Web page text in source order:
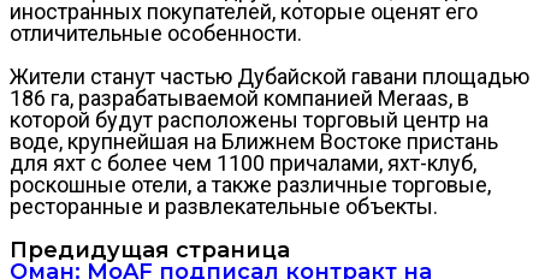
иностранных покупателей, которые оценят его
отличительные особенности.
Жители станут частью Дубайской гавани площадью
186 га, разрабатываемой компанией Meraas, в
которой будут расположены торговый центр на
воде, крупнейшая на Ближнем Востоке пристань
для яхт с более чем 1100 причалами, яхт-клуб,
роскошные отели, а также различные торговые,
ресторанные и развлекательные объекты.
Предидущая страница
Оман: MoAF подписал контракт на